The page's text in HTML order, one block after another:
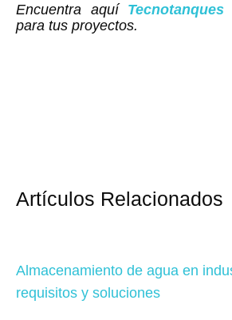
Encuentra aquí
para tus proyectos.
Artículos Relacionados
Almacenamiento de agua en
requisitos y soluciones